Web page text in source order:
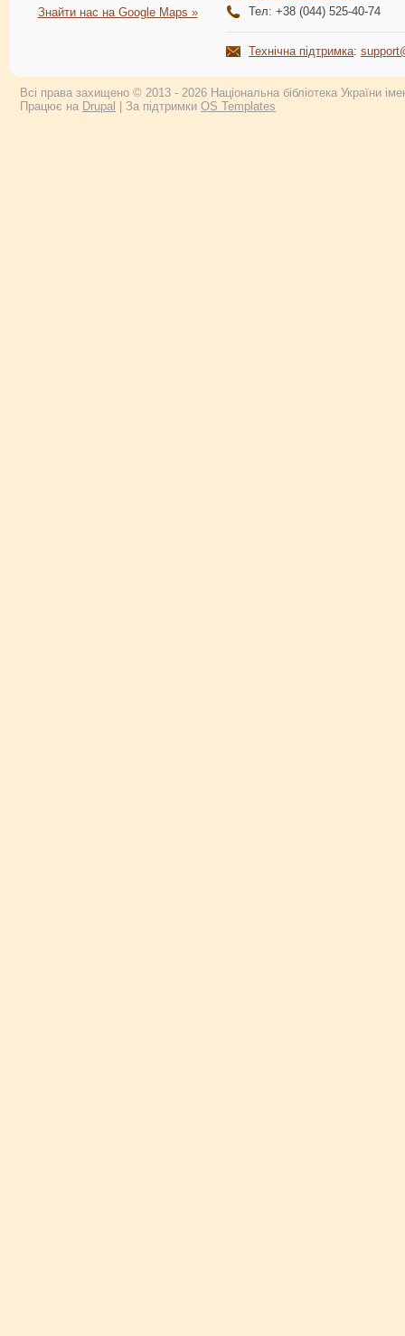
Знайти нас на Google Maps »
Тел: +38 (044) 525-40-74
Технічна підтримка:
Всі права захищено © 2013 - 2026 Національна бібліотека України
Працює на Drupal | За підтримки OS Templates